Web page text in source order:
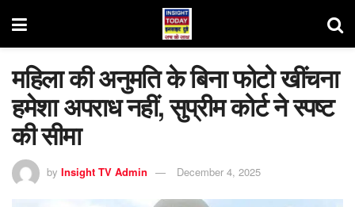
महिला की अनुमति के बिना फोटो खींचना
हमेशा अपराध नहीं, सुप्रीम कोर्ट ने स्पष्ट
की सीमा
by Insight TV Admin December 4, 2025